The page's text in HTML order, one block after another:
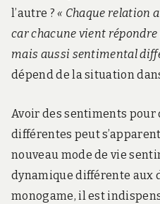
l’autre ?« Chaque relation
car chacune vient
mais aussi sentimental
dépend de la situation
Avoir des sentiments pour
différentes peut
nouveau mode de vie
dynamique différente aux
monogame, il est